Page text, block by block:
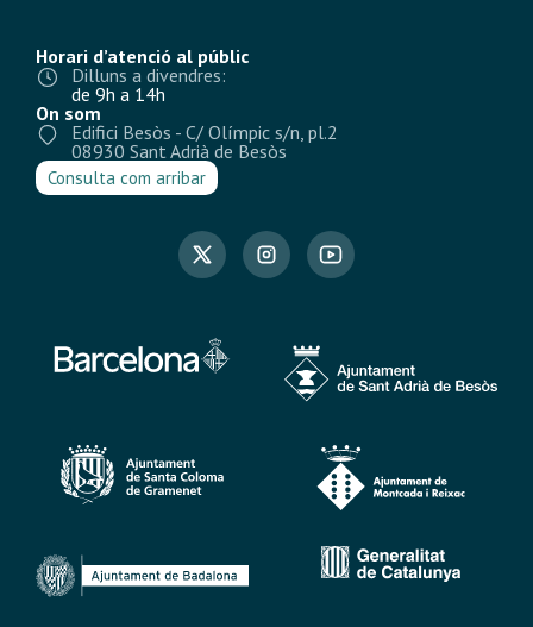
Horari d’atenció al públic
Dilluns a divendres:
de 9h a 14h
On som
Edifici Besòs - C/ Olímpic s/n, pl.2
08930 Sant Adrià de Besòs
Consulta com arribar